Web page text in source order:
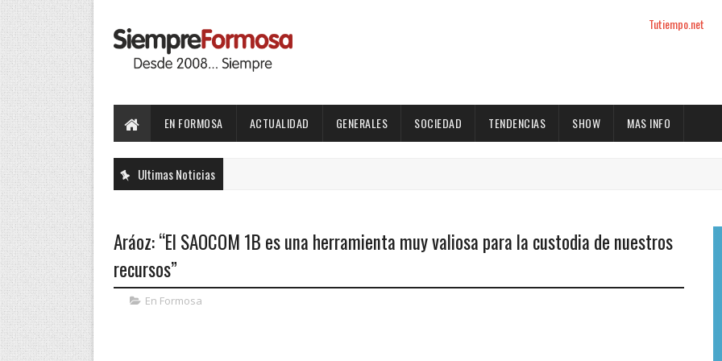
Tutiempo.net
EN FORMOSA ACTUALIDAD GENERALES SOCIEDAD TENDENCIAS SHOW MAS INFO
Ultimas Noticias
Aráoz: “El SAOCOM 1B es una herramienta muy valiosa para la custodia de nuestros
recursos”
En Formosa